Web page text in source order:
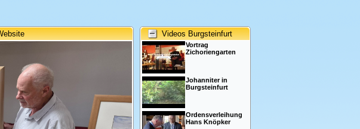
Videos Burgsteinfurt
Vortrag
Zichoriengarten
Johanniter in
Burgsteinfurt
Ordensverleihung
Hans Knöpker